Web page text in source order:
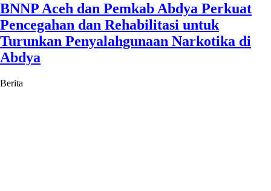
BNNP Aceh dan Pemkab Abdya Perkuat
Pencegahan dan Rehabilitasi untuk
Turunkan Penyalahgunaan Narkotika di
Abdya
Berita